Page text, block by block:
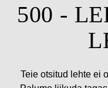
500 -
Teie otsitud lehte ei